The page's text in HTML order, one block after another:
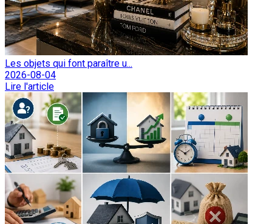
Les objets qui font paraître u...
2026-08-04
Lire l'article